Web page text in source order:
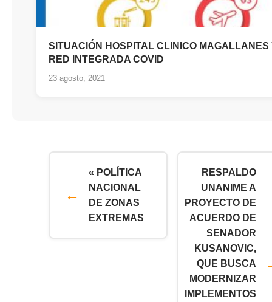
SITUACIÓN HOSPITAL CLINICO MAGALLANES
RED INTEGRADA COVID
23 agosto, 2021
« POLÍTICA
NACIONAL
DE ZONAS
EXTREMAS
RESPALDO
UNANIME A
PROYECTO DE
ACUERDO DE
SENADOR
KUSANOVIC,
QUE BUSCA
MODERNIZAR
IMPLEMENTOS